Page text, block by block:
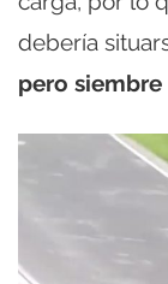
debería
pero